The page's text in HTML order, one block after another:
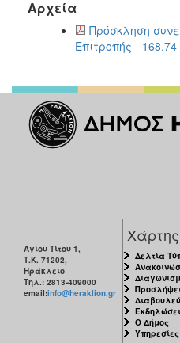
2018
2017
2015
2013
2012
ΔΗΜΟΤΗΣ
Αρχεία
Πρόσκληση
Επιτροπής - 168.74
Αγίου Τίτου 1,
Τ.Κ. 71202,
Ηράκλειο
Τηλ.: 2813-409000
email:info@heraklion.gr
Δελτία
Ο Δήμος
Υπηρεσίες